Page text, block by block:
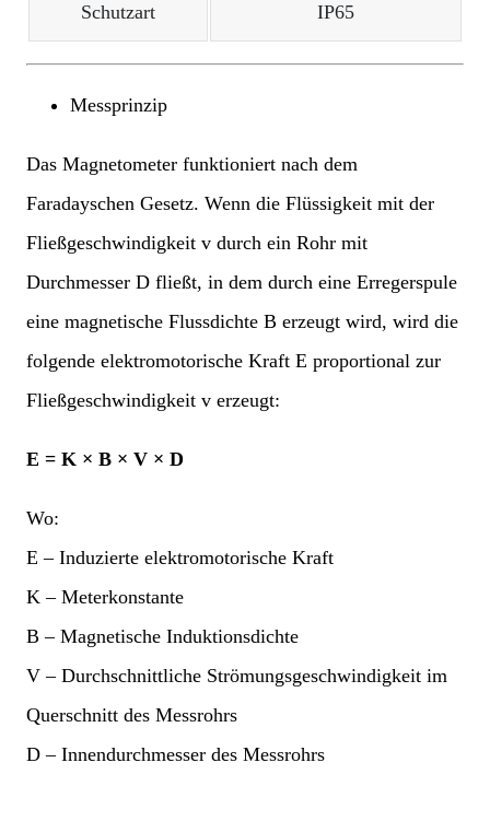
Schutzart IP65
Messprinzip
Das Magnetometer funktioniert nach dem
Faradayschen Gesetz. Wenn die Flüssigkeit mit der
Fließgeschwindigkeit v durch ein Rohr mit
Durchmesser D fließt, in dem durch eine Erregerspule
eine magnetische Flussdichte B erzeugt wird, wird die
folgende elektromotorische Kraft E proportional zur
Fließgeschwindigkeit v erzeugt:
E = K × B × V × D
Wo:
E – Induzierte elektromotorische Kraft
K – Meterkonstante
B – Magnetische Induktionsdichte
V – Durchschnittliche Strömungsgeschwindigkeit im
Querschnitt des Messrohrs
D – Innendurchmesser des Messrohrs